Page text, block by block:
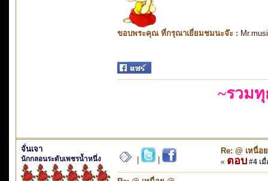
ขอบพระคุณ ที่กรุณาเยี่ยมชมนะจ๊ะ :
~รวม
จั่นเจา
นักกลอนระดับเพชรน้ำหนึ่ง
Re: @ เหนื่อ
« ตอบ #4 เมื่